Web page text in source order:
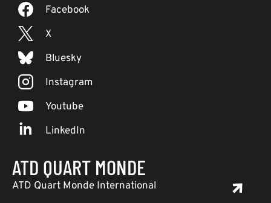
Facebook
X
Bluesky
Instagram
Youtube
LinkedIn
ATD QUART MONDE
ATD Quart Monde International